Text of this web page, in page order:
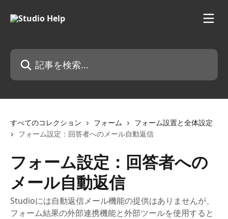
記事を検索...
すべてのコレクション フォーム
フォーム設置と全体設定
フォーム設定：回答者へのメール自動返信
フォーム設定：回答者への
メール自動返信
Studioには自動返信メール機能の提供はありませんが、
フォーム結果の外部連携機能と外部ツールを使用すると